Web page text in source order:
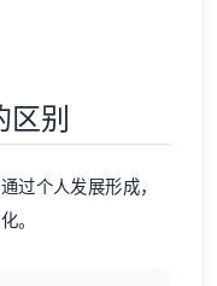
区别
过个人发展形成，
。